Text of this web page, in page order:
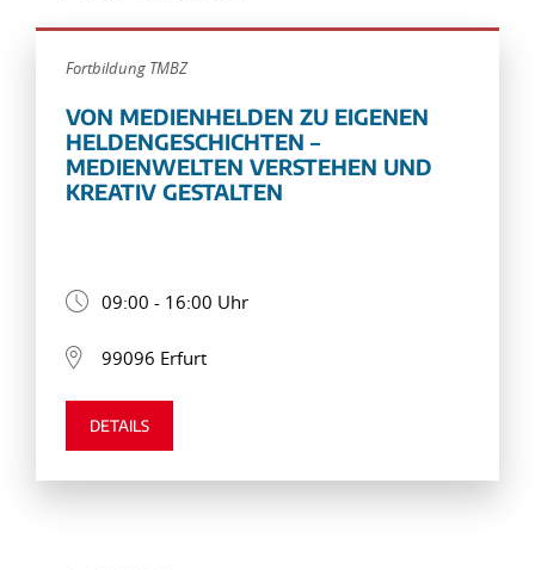
Fortbildung TMBZ
VON MEDIENHELDEN ZU EIGENEN
HELDENGESCHICHTEN –
MEDIENWELTEN VERSTEHEN UND
KREATIV GESTALTEN
09:00 - 16:00 Uhr
99096 Erfurt
DETAILS